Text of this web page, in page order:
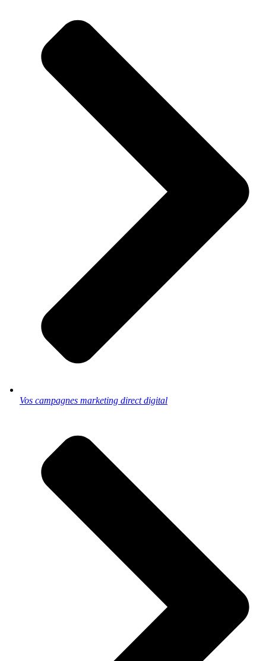
Vos campagnes marketing direct digital